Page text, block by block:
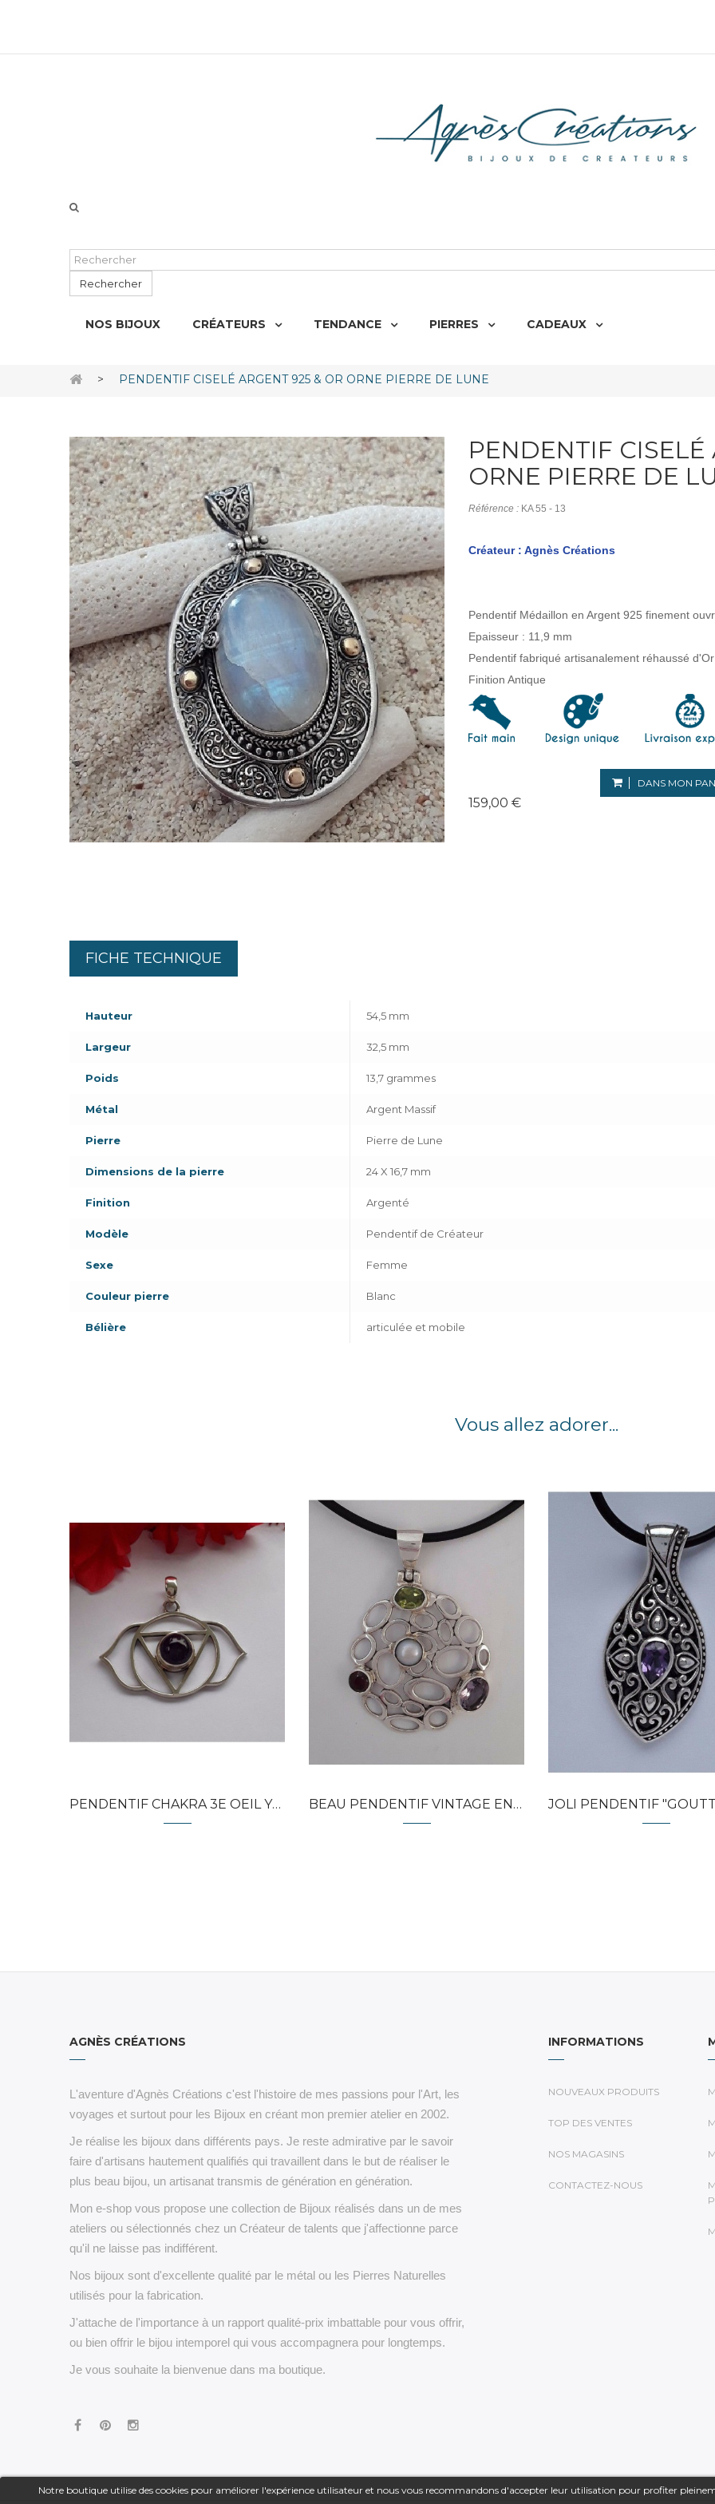
Notre boutique utilise des cookies pour améliorer l'expérience utilisateur et nous vous recommandons d'accepter leur utilisation pour profiter
Rechercher
NOS BIJOUX CRÉATEURS TENDANCE PIERRES CADEAUX
> PENDENTIF CISELÉ ARGENT 925 & OR ORNE PIERRE DE LUNE
PENDENTIF
ORNE PIERRE DE
Référence : KA 55 - 13
Créateur : Agnès Créations
Pendentif Médaillon en Argent 925 finement
Epaisseur : 11,9 mm
Pendentif fabriqué artisanalement réhaussé
Finition Antique
159,00 €
DANS MON
FICHE TECHNIQUE
Hauteur 54,5 mm
Largeur 32,5 mm
Poids 13,7 grammes
Métal Argent Massif
Pierre Pierre de Lune
Dimensions de la pierre 24 X 16,7 mm
Finition Argenté
Modèle Pendentif de Créateur
Sexe Femme
Couleur pierre Blanc
Bélière articulée et mobile
Vous allez adorer...
Quick view
PENDENTIF CHAKRA 3E OEIL YOGA...
Quick view
BEAU PENDENTIF VINTAGE EN ARGENT...
Quick view
JOLI PENDENTIF "GOUTTE"
AGNÈS CRÉATIONS
L'aventure d'Agnès Créations c'est l'histoire de mes passions pour l'Art, les
voyages et surtout pour les Bijoux en créant mon premier atelier en 2002.
Je réalise les bijoux dans différents pays. Je reste admirative par le savoir
faire d'artisans hautement qualifiés qui travaillent dans le but de réaliser le
plus beau bijou, un artisanat transmis de génération en génération.
Mon e-shop vous propose une collection de Bijoux réalisés dans un de mes
ateliers ou sélectionnés chez un Créateur de talents que j'affectionne parce
qu'il ne laisse pas indifférent.
Nos bijoux sont d'excellente qualité par le métal ou les Pierres Naturelles
utilisés pour la fabrication.
J'attache de l'importance à un rapport qualité-prix imbattable pour vous offrir,
ou bien offrir le bijou intemporel qui vous accompagnera pour longtemps.
Je vous souhaite la bienvenue dans ma boutique.
INFORMATIONS
NOUVEAUX PRODUITS
TOP DES VENTES
NOS MAGASINS
CONTACTEZ-NOUS